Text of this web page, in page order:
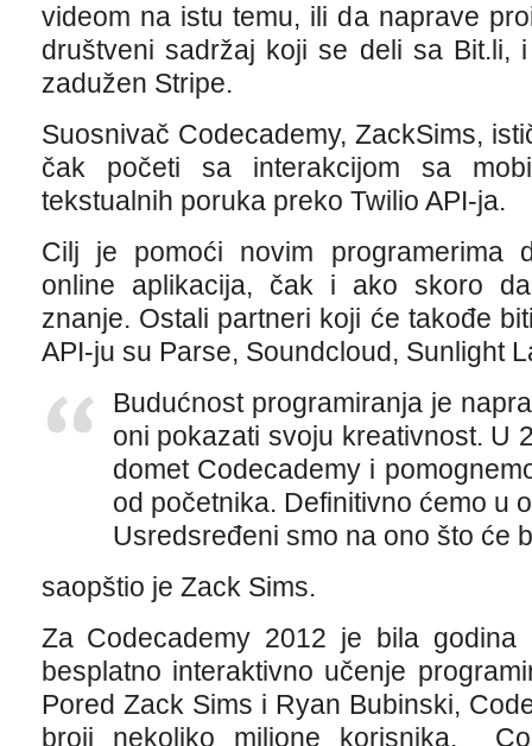
videom na istu temu, ili da naprave
društveni sadržaj koji se deli sa Bit.li,
zadužen Stripe.
Suosnivač Codecademy, ZackSims,
čak početi sa interakcijom sa
tekstualnih poruka preko Twilio API-ja.
Cilj je pomoći novim programerima
online aplikacija, čak i ako skoro
znanje. Ostali partneri koji će takođe
API-ju su Parse, Soundcloud, Sunlight
Budućnost programiranja je
oni pokazati svoju kreativnost. U
domet Codecademy i
od početnika. Definitivno ćemo u
Usredsređeni smo na ono što će
saopštio je Zack Sims.
Za Codecademy 2012 je bila
besplatno interaktivno učenje
Pored Zack Sims i Ryan Bubinski,
broji nekoliko milione korisnika.